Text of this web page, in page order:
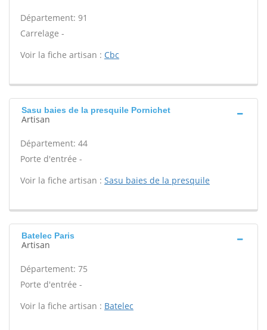
Département: 91
Carrelage -
Voir la fiche artisan : Cbc
Sasu baies de la presquile Pornichet
Artisan
Département: 44
Porte d'entrée -
Voir la fiche artisan : Sasu baies de la presquile
Batelec Paris
Artisan
Département: 75
Porte d'entrée -
Voir la fiche artisan : Batelec